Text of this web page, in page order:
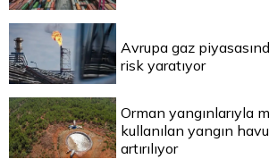
Avrupa gaz
risk yaratıyor
Orman yangınlarıyla
kullanılan yangın
artırılıyor